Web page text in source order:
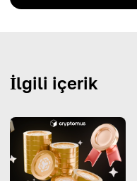
İlgili içerik